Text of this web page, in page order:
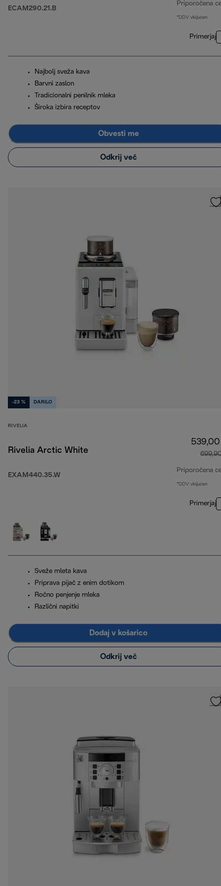
ECAM290.21.B
Priporočena
*DDV vključen
Primerjaj
Najbolj sveža kava
Barvni zaslon
Tradicionalni penilnik mleka
Široka izbira receptov
Obvesti me
Odkrij več
-23 % DARILO
RIVELIA
Rivelia Arctic White
EXAM440.35.W
Priporočena
*DDV vključen
Primerjaj
Sveže mleta kava
Priprava pijač z enim dotikom
Ročno penjenje mleka
Različni napitki
Dodaj v košarico
Odkrij več